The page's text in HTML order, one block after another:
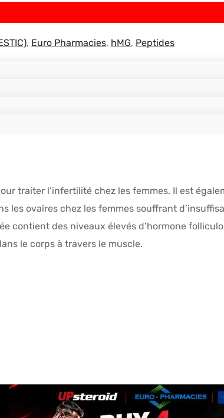
, Euro Pharmacies, hMG, Peptides
traiter l’infertilité chez les femmes. Il est
les ovaires chez les femmes souffrant
contient des niveaux élevés d’hormone
le corps à travers le muscle.